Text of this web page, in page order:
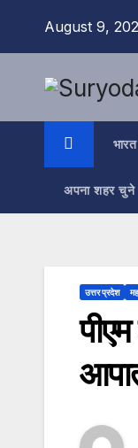
August 9,
भारत
अपना शहर चुने
उत्तर प्रदेश